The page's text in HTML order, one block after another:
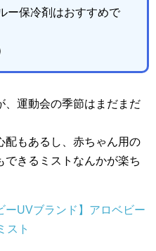
ー保冷剤はおすすめで
、運動会の季節はまだまだ
配もあるし、赤ちゃん用の
できるミストなんかが楽ち
ーUVブランド】アロベビー
スト